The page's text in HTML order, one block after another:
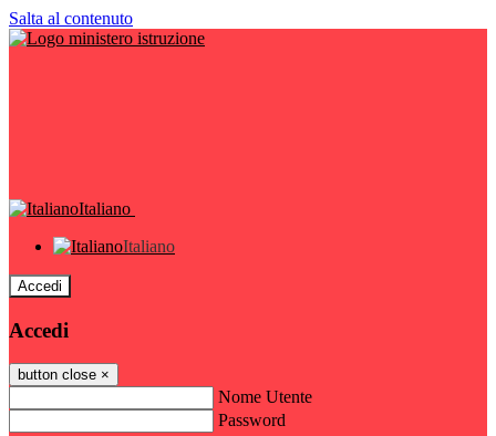
Salta al contenuto
Italiano
Italiano
Accedi
Accedi
button close ×
Nome Utente
Password